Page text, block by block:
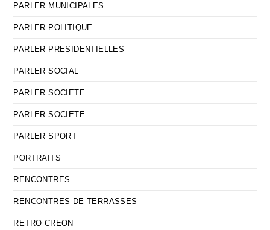
PARLER MUNICIPALES
PARLER POLITIQUE
PARLER PRESIDENTIELLES
PARLER SOCIAL
PARLER SOCIETE
PARLER SOCIETE
PARLER SPORT
PORTRAITS
RENCONTRES
RENCONTRES DE TERRASSES
RETRO CREON